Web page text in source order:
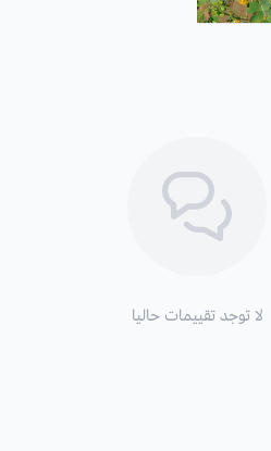
لا توجد تقييمات حاليا